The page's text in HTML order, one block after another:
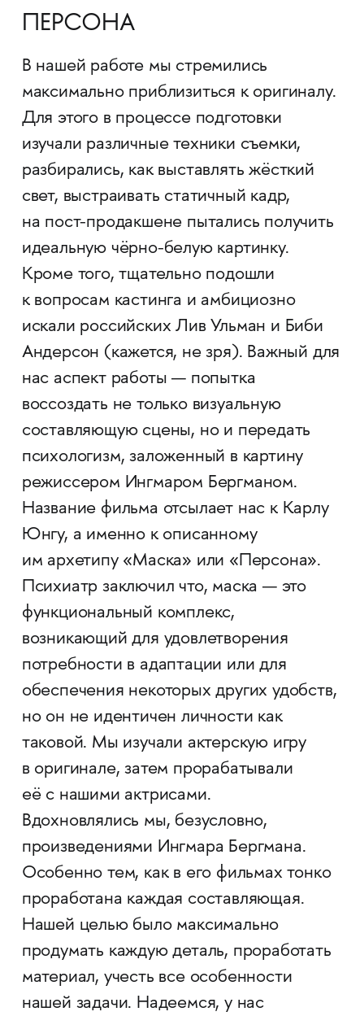
ПЕРСОНА
В нашей работе мы стремились
максимально приблизиться к оригиналу.
Для этого в процессе подготовки
изучали различные техники съемки,
разбирались, как выставлять жёсткий
свет, выстраивать статичный кадр,
на пост-продакшене пытались получить
идеальную чёрно-белую картинку.
Кроме того, тщательно подошли
к вопросам кастинга и амбициозно
искали российских Лив Ульман и Биби
Андерсон (кажется, не зря). Важный для
нас аспект работы — попытка
воссоздать не только визуальную
составляющую сцены, но и передать
психологизм, заложенный в картину
режиссером Ингмаром Бергманом.
Название фильма отсылает нас к Карлу
Юнгу, а именно к описанному
им архетипу «Маска» или «Персона».
Психиатр заключил что, маска — это
функциональный комплекс,
возникающий для удовлетворения
потребности в адаптации или для
обеспечения некоторых других удобств,
но он не идентичен личности как
таковой. Мы изучали актерскую игру
в оригинале, затем прорабатывали
её с нашими актрисами.
Вдохновлялись мы, безусловно,
произведениями Ингмара Бергмана.
Особенно тем, как в его фильмах тонко
проработана каждая составляющая.
Нашей целью было максимально
продумать каждую деталь, проработать
материал, учесть все особенности
нашей задачи. Надеемся, у нас